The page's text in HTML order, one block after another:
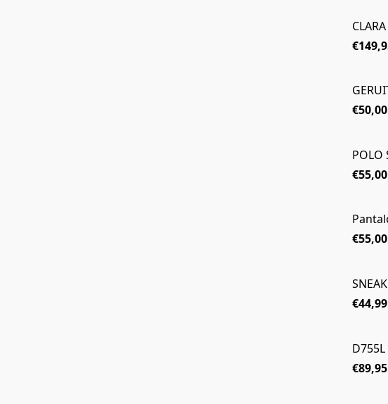
€50,00
POLO
€55,00
€55,00
€44,99
€89,95